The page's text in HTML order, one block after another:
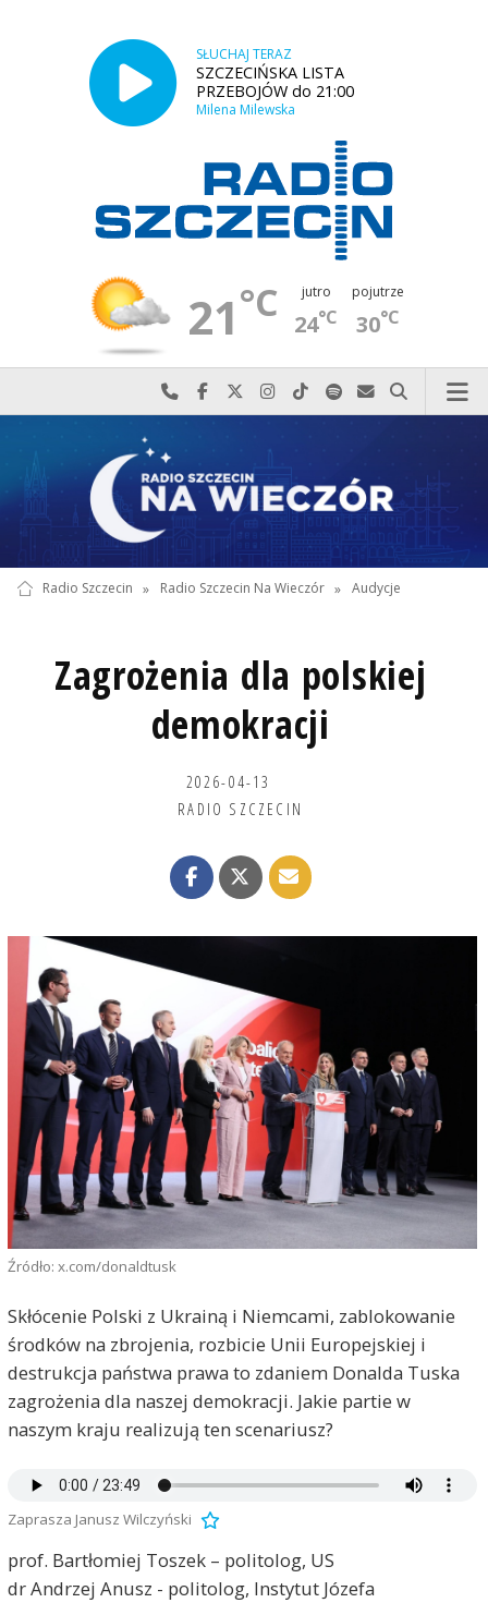
SŁUCHAJ TERAZ
SZCZECIŃSKA LISTA
PRZEBOJÓW do 21:00
Milena Milewska
21°C jutro
24°C
pojutrze
30°C
Najlepiej po prostu do nas zadzwoń
Odwiedź nas na Facebook-u
Odwiedź nas na X
Odwiedź nas na Instagram-ie
Odwiedź nas na TikTok-u
Szukaj nas na Spotify
Wyślij do nas
Szukaj
Radio Szczecin » Radio Szczecin Na Wieczór » Audycje
Zagrożenia dla polskiej
demokracji
2026-04-13
RADIO SZCZECIN
Źródło: x.com/donaldtusk
Skłócenie Polski z Ukrainą i Niemcami, zablokowanie
środków na zbrojenia, rozbicie Unii Europejskiej i
destrukcja państwa prawa to zdaniem Donalda Tuska
zagrożenia dla naszej demokracji. Jakie partie w
naszym kraju realizują ten scenariusz?
Zaprasza Janusz Wilczyński
prof. Bartłomiej Toszek – politolog, US
dr Andrzej Anusz - politolog, Instytut Józefa